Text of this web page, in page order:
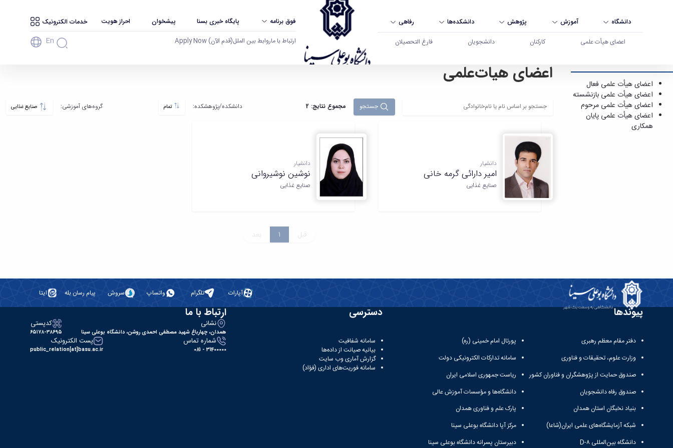
دانشگاه آموزش پژوهش دانشکده‌ها رفاهی
اعضای هیأت علمی کارکنان دانشجویان فارغ التحصیلان
فوق برنامه پایگاه خبری بسنا پیشخوان احراز هویت خدمات الکترونیک
ارتباط با ماروابط بین الملل(قدم الآن) Apply Now En
اعضای هیأت علمی فعال - دانشگاه بوعلی سینا همدان
اعضای هیأت علمی فعال
اعضای هیأت علمی بازنشسته
اعضای هیأت علمی مرحوم
اعضای هیأت علمی پایان
همکاری
اعضای هیات‌علمی
جستجو مجموع نتایج: 2 دانشکده‌/پژوهشکده‌: گروه‌های آموزشی:
دانشیار
امیر دارائی گرمه خانی
صنایع غذایی
دانشیار
نوشین نوشیروانی
صنایع غذایی
قبل 1 بعد
آپارات تلگرام واتساپ سروش پیام رسان بله ایتا
پیوندها
دفتر مقام معظم رهبری
وزارت علوم، تحقیقات و فناوری
صندوق حمایت از پژوهشگران و فناوران کشور
صندوق رفاه دانشجویان
بنیاد نخبگان استان همدان
شبکه آزمایشگاه‌های علمی ایران(شاعا)
دانشگاه بین‌المللی D-۸
پورتال امام خمینی (ره)
سامانه تدارکات الکترونیکی دولت
ریاست جمهوری اسلامی ایران
دانشگاه‌ها و مؤسسات آموزش عالی
پارک علم و فناوری همدان
مرکز آپا دانشگاه بوعلی سینا
دبیرستان پسرانه دانشگاه بوعلی سینا
دسترسی
سامانه شفافیت
بیانیه صیانت از داده‌ها
گزارش آماری وب‌ سایت
سامانه فوریت‌های اداری (فؤاد)
ارتباط با ما
نشانی
همدان، چهارباغ شهید مصطفی احمدی روشن، دانشگاه بوعلی سینا
کدپستی
۶۵۱۷۸-۳۸۶۹۵
شماره تماس
31400000 - 081
پست الکترونیک
public_relation[at]basu.ac.ir